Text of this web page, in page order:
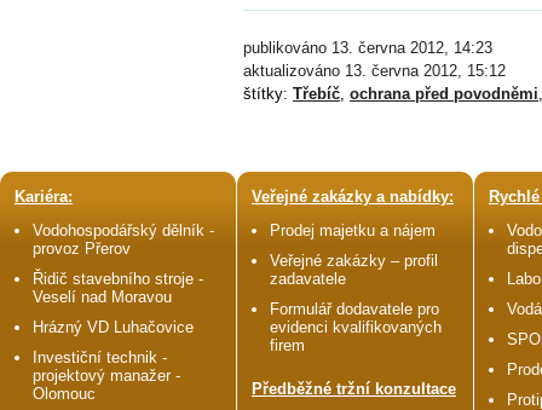
publikováno 13. června 2012, 14:23
aktualizováno 13. června 2012, 15:12
štítky: Třebíč, ochrana před povodněmi
Kariéra:
Vodohospodářský dělník -
provoz Přerov
Řidič stavebního stroje -
Veselí nad Moravou
Hrázný VD Luhačovice
Investiční technik -
projektový manažer -
Olomouc
Veřejné zakázky a nabídky:
Prodej majetku a nájem
Veřejné zakázky – profil
zadavatele
Formulář dodavatele pro
evidenci kvalifikovaných
firem
Předběžné tržní konzultace